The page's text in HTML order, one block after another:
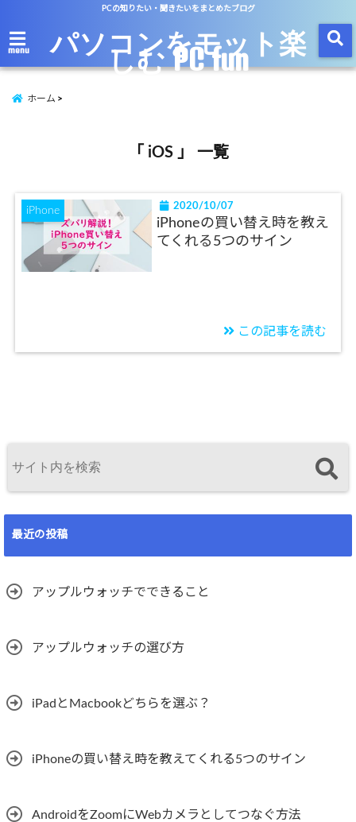
PCの知りたい・聞きたいをまとめたブログ
menu パソコンをモット楽
しむ PC fun
ホーム
「 iOS 」 一覧
iPhone 2020/10/07
iPhoneの買い替え時を教え
てくれる5つのサイン
この記事を読む
最近の投稿
アップルウォッチでできること
アップルウォッチの選び方
iPadとMacbookどちらを選ぶ？
iPhoneの買い替え時を教えてくれる5つのサイン
AndroidをZoomにWebカメラとしてつなぐ方法